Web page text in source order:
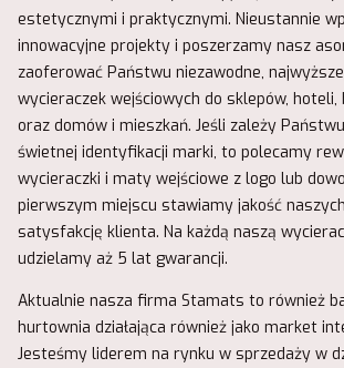
estetycznymi i praktycznymi. Nieustannie
innowacyjne projekty i poszerzamy nasz
zaoferować Państwu niezawodne,
wycieraczek wejściowych do sklepów,
oraz domów i mieszkań. Jeśli zależy
świetnej identyfikacji marki, to polecamy
wycieraczki i maty wejściowe z logo lub
pierwszym miejscu stawiamy jakość
satysfakcję klienta. Na każdą naszą
udzielamy aż 5 lat gwarancji.
Aktualnie nasza firma Stamats to również
hurtownia działająca również jako market
Jesteśmy liderem na rynku w sprzedaży w